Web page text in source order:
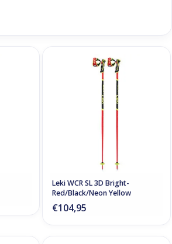
Leki WCR SL 3D Bright-
Red/Black/Neon Yellow
€104,95